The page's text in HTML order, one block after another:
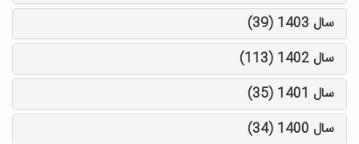
سال 1403 (39)
سال 1402 (113)
سال 1401 (35)
سال 1400 (34)